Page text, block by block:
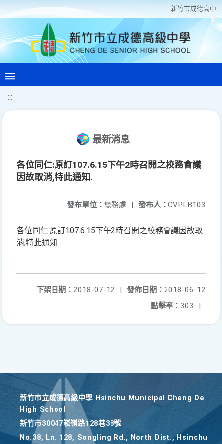
新竹巿成德高中
:::
最新消息
各位同仁:原訂107.6.15下午2時召開之校務會議
因故取消,特此通知.
發布人： CVPLB103
發布單位： 總務處 |
各位同仁:原訂107.6.15下午2時召開之校務會議因故取
消,特此通知.
發佈日期： 2018-06-12
下架日期： 2018-07-12
|
點擊率： 303 |
新竹巿立成德高級中學 Hsinchu Municipal Cheng De
High School
新竹巿30047崧嶺路128巷38號
No.38, Ln. 128, Songling Rd., North Dist., Hsinchu